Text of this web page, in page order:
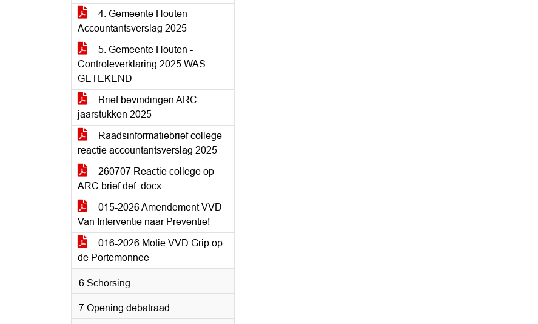
4. Gemeente Houten -
Accountantsverslag 2025
5. Gemeente Houten -
Controleverklaring 2025 WAS
GETEKEND
Brief bevindingen ARC
jaarstukken 2025
Raadsinformatiebrief college
reactie accountantsverslag 2025
260707 Reactie college op
ARC brief def. docx
015-2026 Amendement VVD
Van Interventie naar Preventie!
016-2026 Motie VVD Grip op
de Portemonnee
6 Schorsing
7 Opening debatraad